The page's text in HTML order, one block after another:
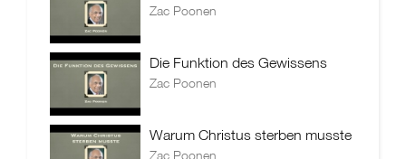
Zac Poonen
Die Funktion des Gewissens
Zac Poonen
Warum Christus sterben musste
Zac Poonen